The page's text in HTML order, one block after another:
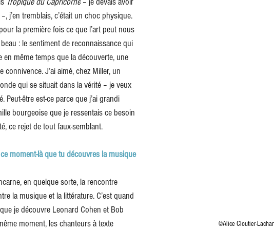
©Alice Cloutier-
j’en tremblais, c’était un choc physique.
la première fois ce que l’art peut nous
: le sentiment de reconnaissance qui
en même temps que la découverte, une
connivence. J’ai aimé, chez Miller, un
qui se situait dans la vérité – je veux
Peut-être est-ce parce que j’ai grandi
bourgeoise que je ressentais ce besoin
ce rejet de tout faux-semblant.
ce moment-là que tu découvres la musique
en quelque sorte, la rencontre
la musique et la littérature. C’est quand
je découvre Leonard Cohen et Bob
moment, les chanteurs à texte